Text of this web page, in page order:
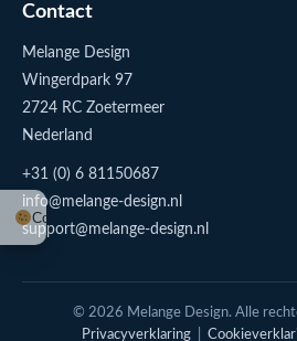
Cookie-instellingen
Stuur me
Contact
Melange Design
Wingerdpark 97
2724 RC Zoetermeer
Nederland
+31 (0) 6 81150687
info@melange-design.nl
support@melange-design.nl
© 2026 Melange Design. Alle
Privacyverklaring|